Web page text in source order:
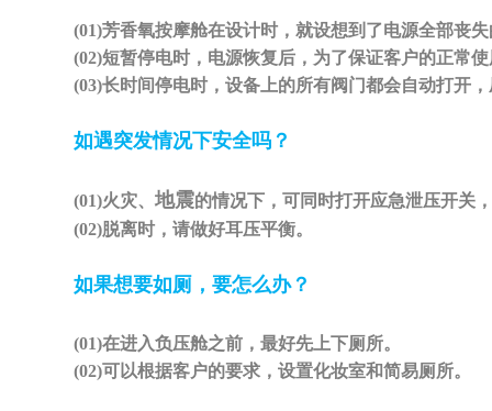
(01)芳香氧按摩舱在设计时，就设想到了电源全部丧
(02)短暂停电时，电源恢复后，为了保证客户的正常
(03)长时间停电时，设备上的所有阀门都会自动打开
如遇突发情况下安全吗？
(01)火灾、 地震的情况下，可同时打开应急泄压开关
(02)脱离时，请做好耳压平衡。
如果想要如厕，要怎么办？
(01)在进入负压舱之前，最好先上下厕所。
(02)可以根据客户的要求，设置化妆室和简易厕所。